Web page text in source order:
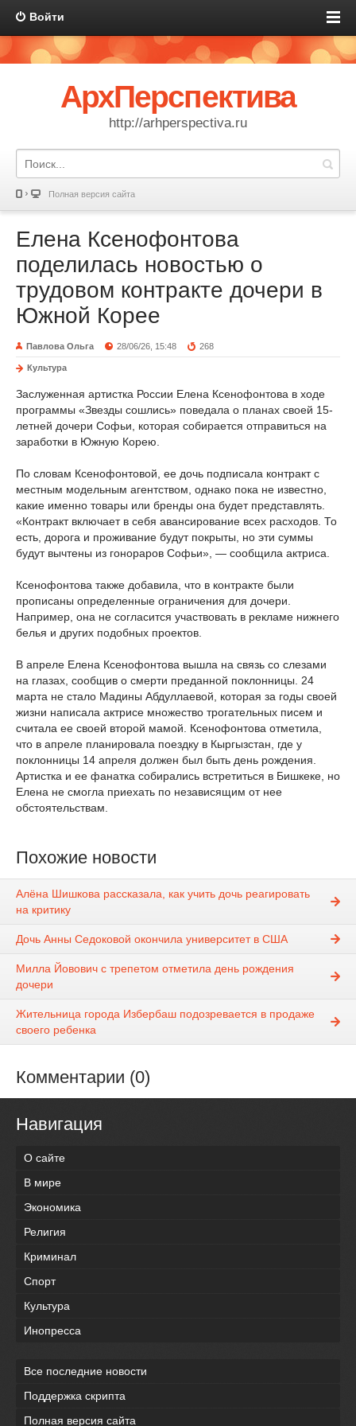
Войти
АрхПерспектива
http://arhperspectiva.ru
Полная версия сайта
Елена Ксенофонтова
поделилась новостью о
трудовом контракте дочери в
Южной Корее
Павлова Ольга 28/06/26, 15:48 268
Культура
Заслуженная артистка России Елена Ксенофонтова в ходе
программы «Звезды сошлись» поведала о планах своей 15-
летней дочери Софьи, которая собирается отправиться на
заработки в Южную Корею.
По словам Ксенофонтовой, ее дочь подписала контракт с
местным модельным агентством, однако пока не известно,
какие именно товары или бренды она будет представлять.
«Контракт включает в себя авансирование всех расходов. То
есть, дорога и проживание будут покрыты, но эти суммы
будут вычтены из гонораров Софьи», — сообщила актриса.
Ксенофонтова также добавила, что в контракте были
прописаны определенные ограничения для дочери.
Например, она не согласится участвовать в рекламе нижнего
белья и других подобных проектов.
В апреле Елена Ксенофонтова вышла на связь со слезами
на глазах, сообщив о смерти преданной поклонницы. 24
марта не стало Мадины Абдуллаевой, которая за годы своей
жизни написала актрисе множество трогательных писем и
считала ее своей второй мамой. Ксенофонтова отметила,
что в апреле планировала поездку в Кыргызстан, где у
поклонницы 14 апреля должен был быть день рождения.
Артистка и ее фанатка собирались встретиться в Бишкеке, но
Елена не смогла приехать по независящим от нее
обстоятельствам.
Похожие новости
Алёна Шишкова рассказала, как учить дочь реагировать
на критику
Дочь Анны Седоковой окончила университет в США
Милла Йовович с трепетом отметила день рождения
дочери
Жительница города Избербаш подозревается в продаже
своего ребенка
Комментарии (0)
Навигация
О сайте
В мире
Экономика
Религия
Криминал
Спорт
Культура
Инопресса
Все последние новости
Поддержка скрипта
Полная версия сайта